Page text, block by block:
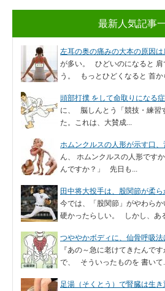
最新人気記事
左耳の奥の痛みの大本の原因
が多い。 ひどいのになると 肩
う。 もっとひどくなると 首か
頭部打撲 をして命取りになる
に、 脳しんとう「競技・練習
た。これは、大賛成...
ホムンクルスの人形が示す口
ん、 ホムンクルスの人形です
んですか？」 先日も...
田中将大投手は、股関節が柔ら
今では、「股関節」がやわら
硬かったらしい。 しかし、あ
つややかボディに、仙骨呼吸
『あの～急に老けてきたんで
で、 そういったものを 書いて...
足湯（そくとう）で腎臓は生き